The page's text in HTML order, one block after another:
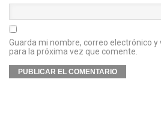
Guarda mi nombre, correo electrónico
para la próxima vez que comente.